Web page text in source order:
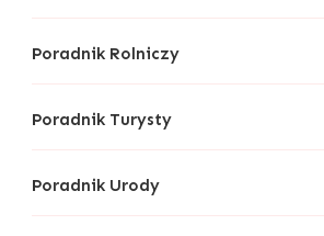
Poradnik Rolniczy
Poradnik Turysty
Poradnik Urody